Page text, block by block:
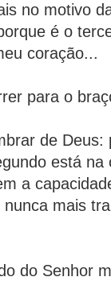
no motivo
é o
coração...
para o
de Deus:
está na
a
mais
do Senhor